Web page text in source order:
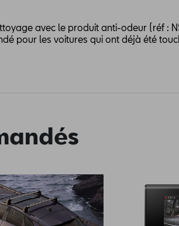
avec le produit anti-odeur (réf :
pour les voitures qui ont déjà été